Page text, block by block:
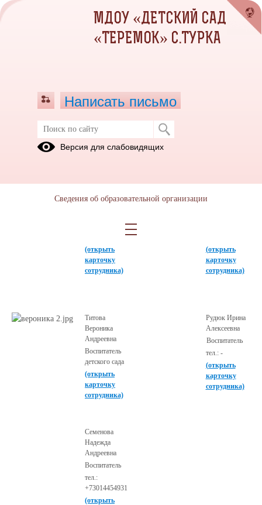
Все образовательные программы
Савельева
(открыть
карточку
сотрудника)
Козина
(открыть
карточку
сотрудника)
Титова
Вероника
Андреевна
Воспитатель
детского сада
(открыть
карточку
сотрудника)
Рудюк Ирина
Алексеевна
Воспитатель
тел.: -
(открыть
карточку
сотрудника)
Семенова
Надежда
Андреевна
Воспитатель
тел.:
+73014454931
(открыть
МДОУ «ДЕТСКИЙ САД
«ТЕРЕМОК» С.ТУРКА
Написать письмо
Версия для слабовидящих
Сведения об образовательной организации